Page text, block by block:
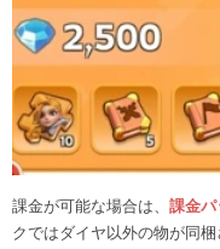
課金が可能な場合は、 課金パ
クではダイヤ以外の物が同